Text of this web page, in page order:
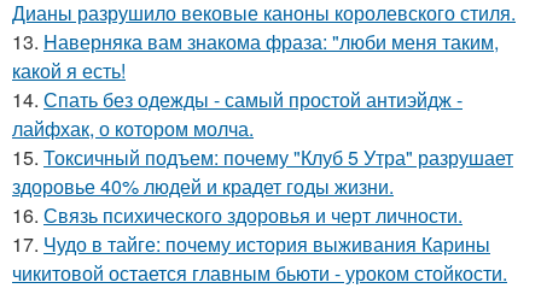
Дианы разрушило вековые каноны королевского стиля.
13. Hаверняка вам знакома фраза: "люби меня таким,
какой я есть!
14. Спать без одежды - самый простой антиэйдж -
лайфхак, о котором молча.
15. Токсичный подъем: почему "Клуб 5 Утра" разрушает
здоровье 40% людей и крадет годы жизни.
16. Связь психического здоровья и черт личности.
17. Чудо в тайге: почему история выживания Карины
чикитовой остается главным бьюти - уроком стойкости.